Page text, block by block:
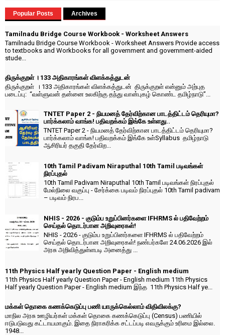
Popular Posts Archives
Tamilnadu Bridge Course Workbook - Worksheet Answers
Tamilnadu Bridge Course Workbook - Worksheet Answers Provide access
to textbooks and Workbooks for all government and government-aided
stude...
திருக்குறள் । 133 அதிகாரங்கள் விளக்கத்துடன்
திருக்குறள் । 133 அதிகாரங்கள் விளக்கத்துடன் திருக்குறள் என்னும் அற்புத
படைப்பு: “வள்ளுவன் தன்னை உலகிற்கு தந்து வான்புகழ் கொண்ட தமிழ்நாடு”...
TNTET Paper 2 - நியமனத் தேர்விற்கான பாடத்திட்டம் தெரியுமா?
பார்க்கலாம் வாங்க! பதிவறக்கம் இங்கே உள்ளது..
TNTET Paper 2 - நியமனத் தேர்விற்கான பாடத்திட்டம் தெரியுமா?
பார்க்கலாம் வாங்க! பதிவறக்கம் இங்கே உள்Syllabus தமிழ்நாடு
ஆசிரியர் தகுதி தேர்விற...
10th Tamil Padivam Niraputhal 10th Tamil படிவங்கள்
நிரப்புதல்
10th Tamil Padivam Niraputhal 10th Tamil படிவங்கள் நிரப்புதல்
மேல்நிலை வகுப்பு - சேர்க்கை படிவம் நிரப்புதல் 10th Tamil padivam
– படிவம் நிரப...
NHIS - 2026 - குடும்ப உறுப்பினர்களை IFHRMS ல் பதிவேற்றம்
செய்தல் தொடர்பான அறிவுரைகள்!
NHIS - 2026 - குடும்ப உறுப்பினர்களை IFHRMS ல் பதிவேற்றம்
செய்தல் தொடர்பான அறிவுரைகள்! நண்பர்களே 24.06.2026 இல்
அரசு அறிவித்துள்ளபடி அனைத்து ...
11th Physics Half yearly Question Paper - English medium
11th Physics Half yearly Question Paper - English medium 11th Physics
Half yearly Question Paper - English medium இந்த 11th Physics Half ye...
மக்கள் தொகை கணக்கெடுப்பு பணி யாருக்கெல்லாம் விதிவிலக்கு?
மாநில அரசு ஊழியர்கள் மக்கள் தொகை கணக்கெடுப்பு (Census) பணியில்
ஈடுபடுவது கட்டாயமாகும். இதை நிராகரிக்க சட்டப்படி எவருக்கும் உரிமை இல்லை.
1948...